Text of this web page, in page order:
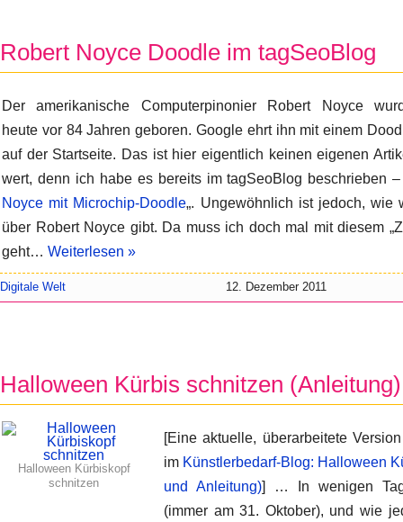
Robert Noyce Doodle im tagSeoBlog
Der amerikanische Computerpinonier Robert Noyce
heute vor 84 Jahren geboren. Google ehrt ihn mit einem
auf der Startseite. Das ist hier eigentlich keinen eigenen
wert, denn ich habe es bereits im tagSeoBlog beschrieben –
Noyce mit Microchip-Doodle„. Ungewöhnlich ist jedoch, wie
über Robert Noyce gibt. Da muss ich doch mal mit diesem
geht… Weiterlesen »
Digitale Welt 12. Dezember 2011
Halloween Kürbis schnitzen (Anleitung)
Halloween Kürbiskopf
schnitzen
[Eine aktuelle, überarbeitete
im Künstlerbedarf-Blog: Halloween
und Anleitung)] … In wenigen
(immer am 31. Oktober), und wie